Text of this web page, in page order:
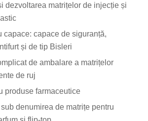
dezvoltarea matrițelor de injecție și
capace: capace de siguranță,
și de tip Bisleri
de ambalare a matrițelor
de ruj
produse farmaceutice
denumirea de matrițe pentru